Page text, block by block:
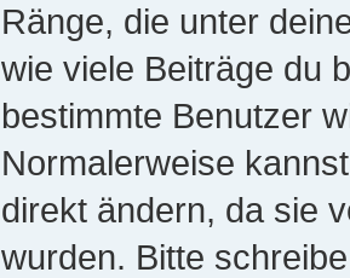
Ränge, die unter
wie viele Beiträge du
bestimmte Benutzer
Normalerweise
direkt ändern, da sie
wurden. Bitte